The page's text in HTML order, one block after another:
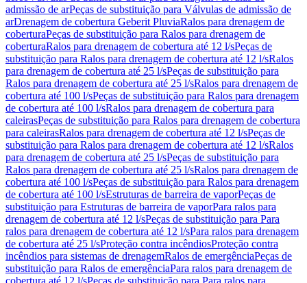
admissão de arPeças de substituição para Válvulas de admissão de
arDrenagem de cobertura Geberit PluviaRalos para drenagem de
coberturaPeças de substituição para Ralos para drenagem de
coberturaRalos para drenagem de cobertura até 12 l/sPeças de
substituição para Ralos para drenagem de cobertura até 12 l/sRalos
para drenagem de cobertura até 25 l/sPeças de substituição para
Ralos para drenagem de cobertura até 25 l/sRalos para drenagem de
cobertura até 100 l/sPeças de substituição para Ralos para drenagem
de cobertura até 100 l/sRalos para drenagem de cobertura para
caleirasPeças de substituição para Ralos para drenagem de cobertura
para caleirasRalos para drenagem de cobertura até 12 l/sPeças de
substituição para Ralos para drenagem de cobertura até 12 l/sRalos
para drenagem de cobertura até 25 l/sPeças de substituição para
Ralos para drenagem de cobertura até 25 l/sRalos para drenagem de
cobertura até 100 l/sPeças de substituição para Ralos para drenagem
de cobertura até 100 l/sEstruturas de barreira de vaporPeças de
substituição para Estruturas de barreira de vaporPara ralos para
drenagem de cobertura até 12 l/sPeças de substituição para Para
ralos para drenagem de cobertura até 12 l/sPara ralos para drenagem
de cobertura até 25 l/sProteção contra incêndiosProteção contra
incêndios para sistemas de drenagemRalos de emergênciaPeças de
substituição para Ralos de emergênciaPara ralos para drenagem de
cobertura até 12 l/sPeças de substituição para Para ralos para